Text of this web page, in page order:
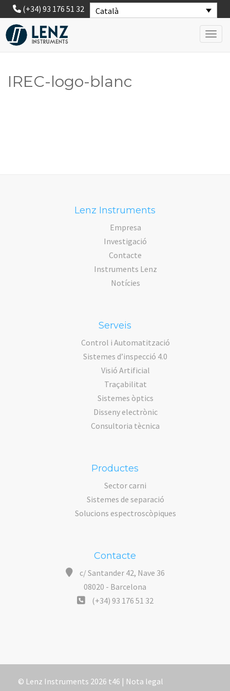
Català
(+34) 93 176 51 32
IREC-logo-blanc
Lenz Instruments
Empresa
Investigació
Contacte
Instruments Lenz
Notícies
Serveis
Control i Automatització
Sistemes d’inspecció 4.0
Visió Artificial
Traçabilitat
Sistemes òptics
Disseny electrònic
Consultoria tècnica
Productes
Sector carni
Sistemes de separació
Solucions espectroscòpiques
Contacte
c/ Santander 42, Nave 36
08020 - Barcelona
(+34) 93 176 51 32
© Lenz Instruments 2026 t46 | Nota legal